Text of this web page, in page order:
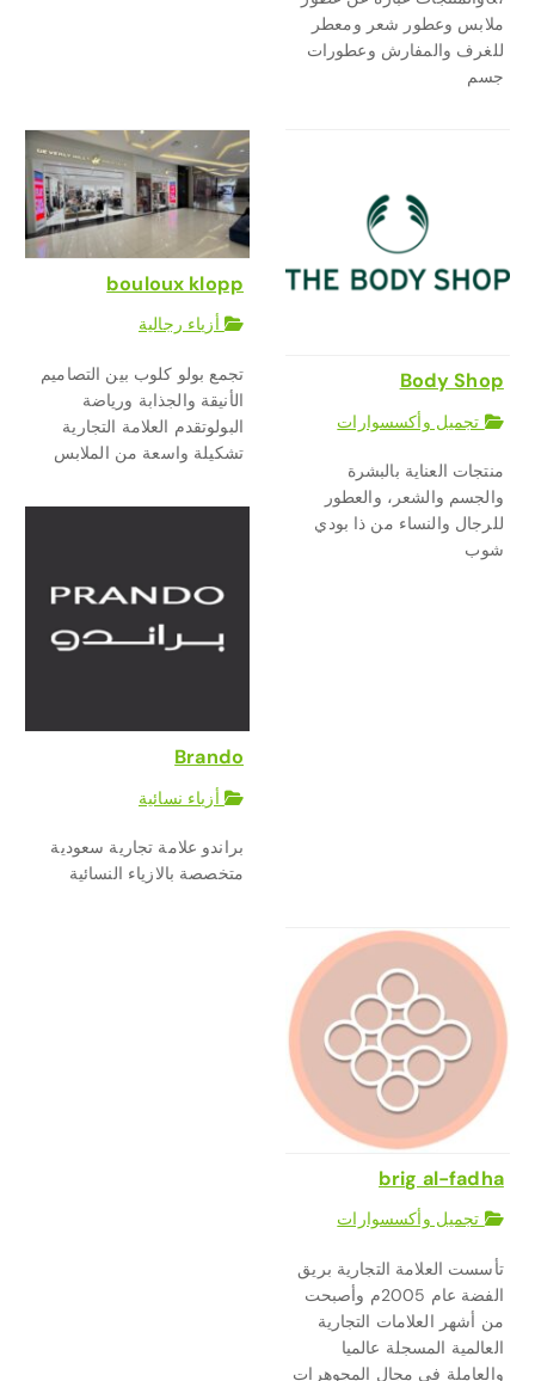
ملابس وعطور شعر ومعطر
للغرف والمفارش وعطورات
جسم
Body Shop
تجميل وأكسسوارات
منتجات العناية بالبشرة
والجسم والشعر، والعطور
للرجال والنساء من ذا بودي
شوب
bouloux klopp
أزياء رجالية
تجمع بولو كلوب بين التصاميم
الأنيقة والجذابة ورياضة
البولوتقدم العلامة التجارية
تشكيلة واسعة من الملابس
Brando
أزياء نسائية
براندو علامة تجارية سعودية
متخصصة بالازياء النسائية
brig al-fadha
تجميل وأكسسوارات
تأسست العلامة التجارية بريق
الفضة عام 2005م وأصبحت
من أشهر العلامات التجارية
العالمية المسجلة عالميا
والعاملة في مجال المجوهرات